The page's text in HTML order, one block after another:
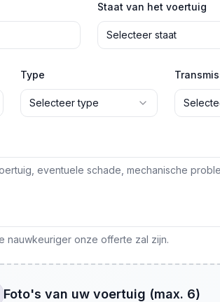
Staat van het voertuig
Selecteer staat
Type
Selecteer type
nauwkeuriger onze offerte zal zijn.
Foto's van uw voertuig (max. 6)